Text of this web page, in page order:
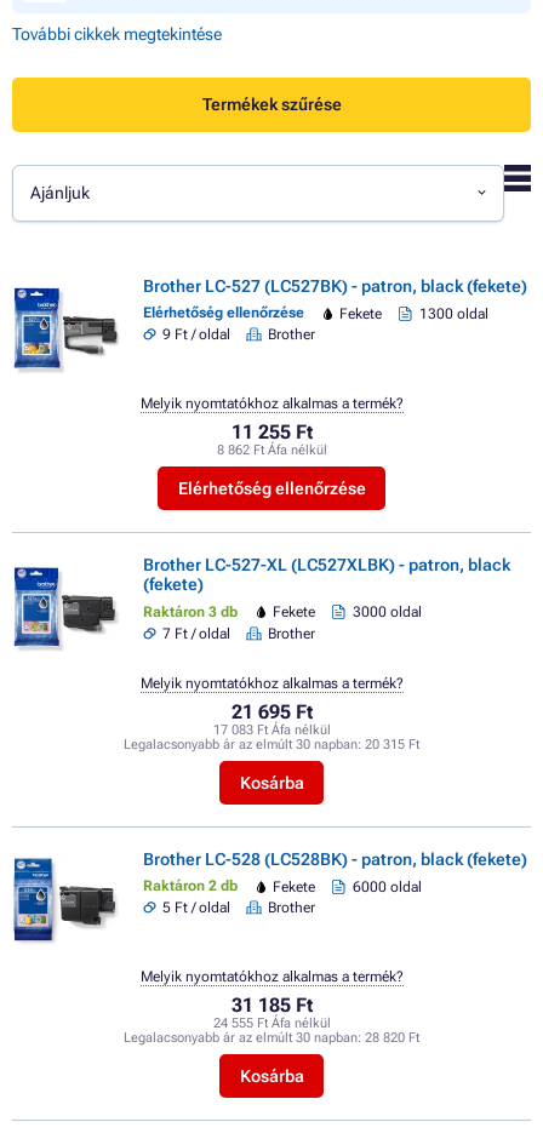
További cikkek megtekintése
Termékek szűrése
Ajánljuk
Brother LC-527 (LC527BK) - patron, black (fekete)
Elérhetőség ellenőrzése Fekete
1300 oldal
9 Ft / oldal
Brother
11 255 Ft
8 862 Ft Áfa nélkül
Elérhetőség ellenőrzése
Melyik nyomtatókhoz alkalmas a termék?
Brother LC-527-XL (LC527XLBK) - patron, black
(fekete)
Raktáron 3 db Fekete
3000 oldal
7 Ft / oldal
Brother
21 695 Ft
17 083 Ft Áfa nélkül
Legalacsonyabb ár az elmúlt 30 napban: 20 315 Ft
Kosárba
Melyik nyomtatókhoz alkalmas a termék?
Brother LC-528 (LC528BK) - patron, black (fekete)
Raktáron 2 db Fekete
6000 oldal
5 Ft / oldal
Brother
31 185 Ft
24 555 Ft Áfa nélkül
Legalacsonyabb ár az elmúlt 30 napban: 28 820 Ft
Kosárba
Melyik nyomtatókhoz alkalmas a termék?